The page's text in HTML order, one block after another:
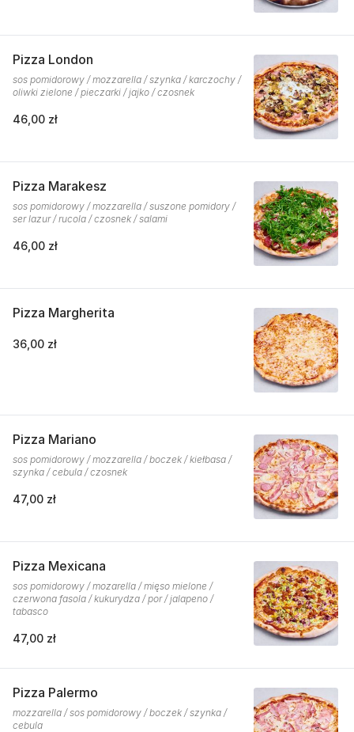
Pizza London
sos pomidorowy / mozzarella / szynka / karczochy /
oliwki zielone / pieczarki / jajko / czosnek
46,00 zł
Pizza Marakesz
sos pomidorowy / mozzarella / suszone pomidory /
ser lazur / rucola / czosnek / salami
46,00 zł
Pizza Margherita
36,00 zł
Pizza Mariano
sos pomidorowy / mozzarella / boczek / kiełbasa /
szynka / cebula / czosnek
47,00 zł
Pizza Mexicana
sos pomidorowy / mozarella / mięso mielone /
czerwona fasola / kukurydza / por / jalapeno /
tabasco
47,00 zł
Pizza Palermo
mozzarella / sos pomidorowy / boczek / szynka /
cebula